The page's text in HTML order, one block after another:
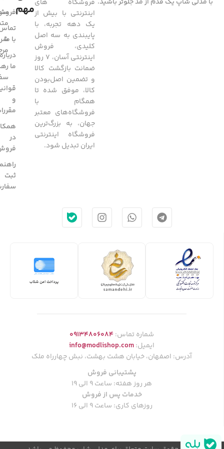
فروشگاه های
اینترنتی با بیش از
یک دهه تجربه، با
پایبندی به سه اصل
کلیدی، فروش
اینترنتی آسان، 7 روز
ضمانت بازگشت کالا
و تضمین اصل‌بودن
کالا، موفق شده تا
همگام با
فروشگاه‌های معتبر
جهان، به بزرگ‌ترین
فروشگاه اینترنتی
ایران تبدیل شود.
مهم
با ما
درباره
ما
و
در
ثبت
شماره تماس:09134806084
ایمیل:info@modlishop.com
آدرس: اصفهان، خیابان هشت بهشت، نبش چهارراه ملک
پشتیبانی فروش
هر روز هفته: ساعت 9 الی 19
خدمات پس از فروش
روزهای کاری: ساعت 9 الی 16